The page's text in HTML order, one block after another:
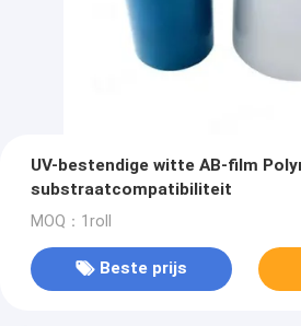
UV-bestendige witte AB-film
substraatcompatibiliteit
MOQ：1roll
Beste prijs